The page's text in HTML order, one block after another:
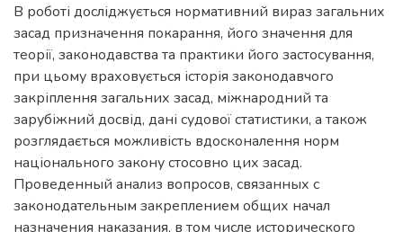
В роботі досліджується нормативний вираз загальних
засад призначення покарання, його значення для
теорії, законодавства та практики його застосування,
при цьому враховується історія законодавчого
закріплення загальних засад, міжнародний та
зарубіжний досвід, дані судової статистики, а також
розглядається можливість вдосконалення норм
національного закону стосовно цих засад.
Проведенный анализ вопросов, связанных с
законодательным закреплением общих начал
назначения наказания, в том числе исторического